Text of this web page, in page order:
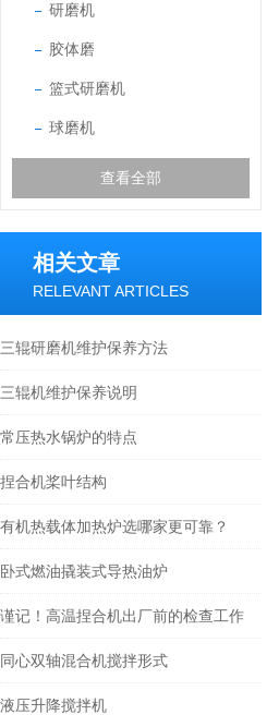
研磨机
胶体磨
篮式研磨机
球磨机
查看全部
相关文章
RELEVANT ARTICLES
三辊研磨机维护保养方法
三辊机维护保养说明
常压热水锅炉的特点
捏合机桨叶结构
有机热载体加热炉选哪家更可靠？
卧式燃油撬装式导热油炉
谨记！高温捏合机出厂前的检查工作
同心双轴混合机搅拌形式
液压升降搅拌机